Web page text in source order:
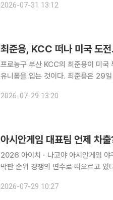
선발한 훈련 대상자 가운데 송교창과
2026-07-31 13:12
최준용, KCC 떠나 미국 도
프로농구 부산 KCC의 최준용이 미
유니폼을 입는 것이다. 최준용은 29일 서울 여의도 콘래드 서울에서 기자회견을 열고 “미국 농구에
2026-07-29 13:20
아시안게임 대표팀 언제 차
2026 아이치ㆍ나고야 아시안게임
막판 순위 경쟁의 변수로 떠오르고 있다. 29일 야구계에 따르면 류지현 감독이 이끄는 야구
화한다. 한국은 9월 21일 오후 6
2026-07-29 10:27